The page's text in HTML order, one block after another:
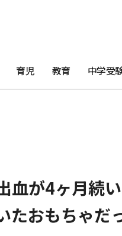
育児 教育 中学受
血が4ヶ月続
たおもちゃだ